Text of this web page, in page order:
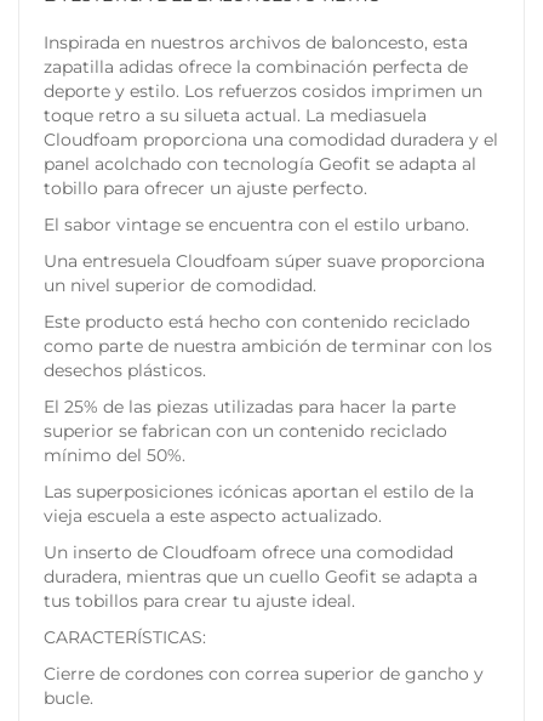
Inspirada en nuestros archivos de baloncesto, esta
zapatilla adidas ofrece la combinación perfecta de
deporte y estilo. Los refuerzos cosidos imprimen un
toque retro a su silueta actual. La mediasuela
Cloudfoam proporciona una comodidad duradera y el
panel acolchado con tecnología Geofit se adapta al
tobillo para ofrecer un ajuste perfecto.
El sabor vintage se encuentra con el estilo urbano.
Una entresuela Cloudfoam súper suave proporciona
un nivel superior de comodidad.
Este producto está hecho con contenido reciclado
como parte de nuestra ambición de terminar con los
desechos plásticos.
El 25% de las piezas utilizadas para hacer la parte
superior se fabrican con un contenido reciclado
mínimo del 50%.
Las superposiciones icónicas aportan el estilo de la
vieja escuela a este aspecto actualizado.
Un inserto de Cloudfoam ofrece una comodidad
duradera, mientras que un cuello Geofit se adapta a
tus tobillos para crear tu ajuste ideal.
CARACTERÍSTICAS:
Cierre de cordones con correa superior de gancho y
bucle.